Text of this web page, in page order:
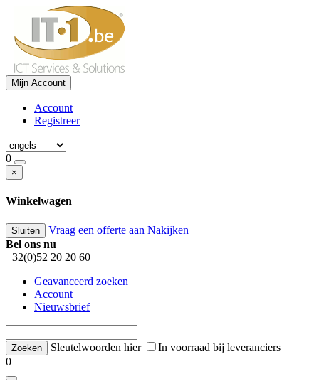
Mijn Account
Account
Registreer
0
×
Winkelwagen
Sluiten Vraag een offerte aan Nakijken
Bel ons nu
+32(0)52 20 20 60
Geavanceerd zoeken
Account
Nieuwsbrief
Sleutelwoorden hier
In voorraad bij leveranciers
0